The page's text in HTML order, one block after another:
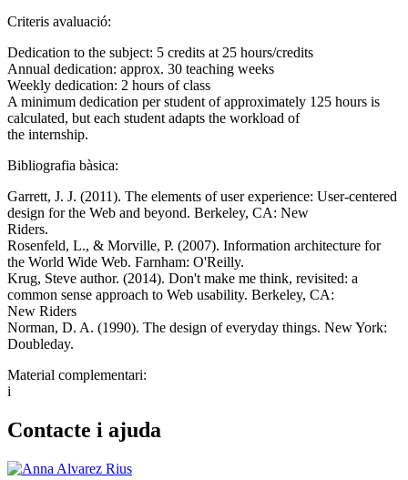
Criteris avaluació:
Dedication to the subject: 5 credits at 25 hours/credits
Annual dedication: approx. 30 teaching weeks
Weekly dedication: 2 hours of class
A minimum dedication per student of approximately 125 hours is
calculated, but each student adapts the workload of
the internship.
Bibliografia bàsica:
Garrett, J. J. (2011). The elements of user experience: User-centered
design for the Web and beyond. Berkeley, CA: New
Riders.
Rosenfeld, L., & Morville, P. (2007). Information architecture for
the World Wide Web. Farnham: O'Reilly.
Krug, Steve author. (2014). Don't make me think, revisited: a
common sense approach to Web usability. Berkeley, CA:
New Riders
Norman, D. A. (1990). The design of everyday things. New York:
Doubleday.
Material complementari:
i
Contacte i ajuda